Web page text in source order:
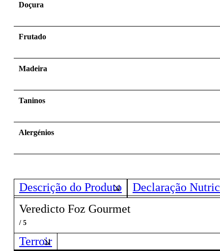
Doçura
Frutado
Madeira
Taninos
Alergénios
Descrição do Produto
Declaração
Veredicto Foz Gourmet
/ 5
Terroir